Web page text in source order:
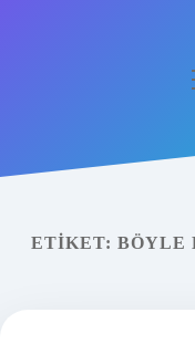
Yasal Uyarı
ETIKET: BÖYLE